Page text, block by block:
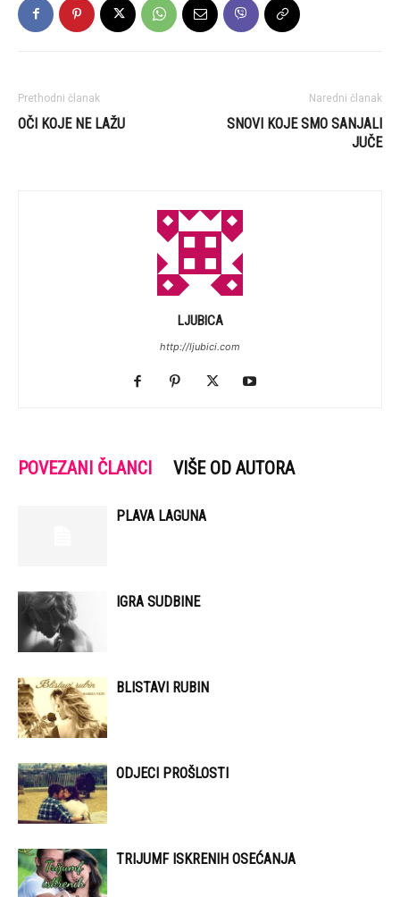
Prethodni članak
OČI KOJE NE LAŽU
Naredni članak
SNOVI KOJE SMO SANJALI
JUČE
LJUBICA
http://ljubici.com
POVEZANI ČLANCI VIŠE OD AUTORA
PLAVA LAGUNA
IGRA SUDBINE
BLISTAVI RUBIN
ODJECI PROŠLOSTI
TRIJUMF ISKRENIH OSEĆANJA